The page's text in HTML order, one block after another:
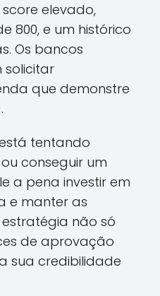
elevado,
800, e um histórico
Os bancos
que demonstre
tentando
conseguir um
a pena investir em
e manter as
não só
de aprovação
sua credibilidade